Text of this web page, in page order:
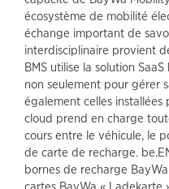
écosystème de mobilité
échange important de
interdisciplinaire provient
BMS utilise la solution
non seulement pour gérer
également celles installées
cloud prend en charge
cours entre le véhicule, le
de carte de recharge.
bornes de recharge